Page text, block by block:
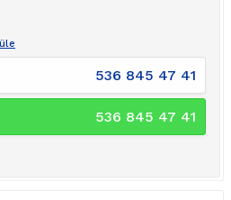
536 845 47 41
536 845 47 41